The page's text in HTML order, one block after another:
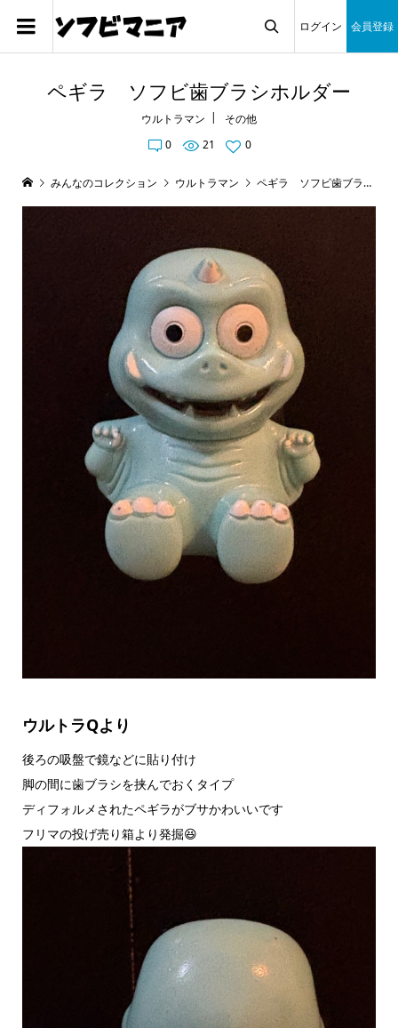
ログイン 会員登録
ペギラ ソフビ歯ブラシホルダー
ウルトラマン
その他
0
21 0
みんなのコレクション ウルトラマン ペギラ ソフビ歯ブラシホルダー
ウルトラQより
後ろの吸盤で鏡などに貼り付け
脚の間に歯ブラシを挟んでおくタイプ
ディフォルメされたペギラがブサかわいいです
フリマの投げ売り箱より発掘😆